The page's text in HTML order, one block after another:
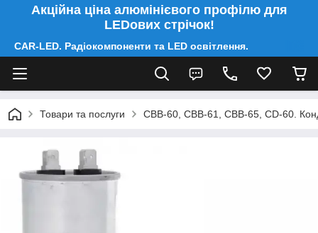
Акційна ціна алюмінієвого профілю для
LEDових стрічок!
CAR-LED. Радіокомпоненти та LED освітлення.
Товари та послуги CBB-60, CBB-61, CBB-65, CD-60.